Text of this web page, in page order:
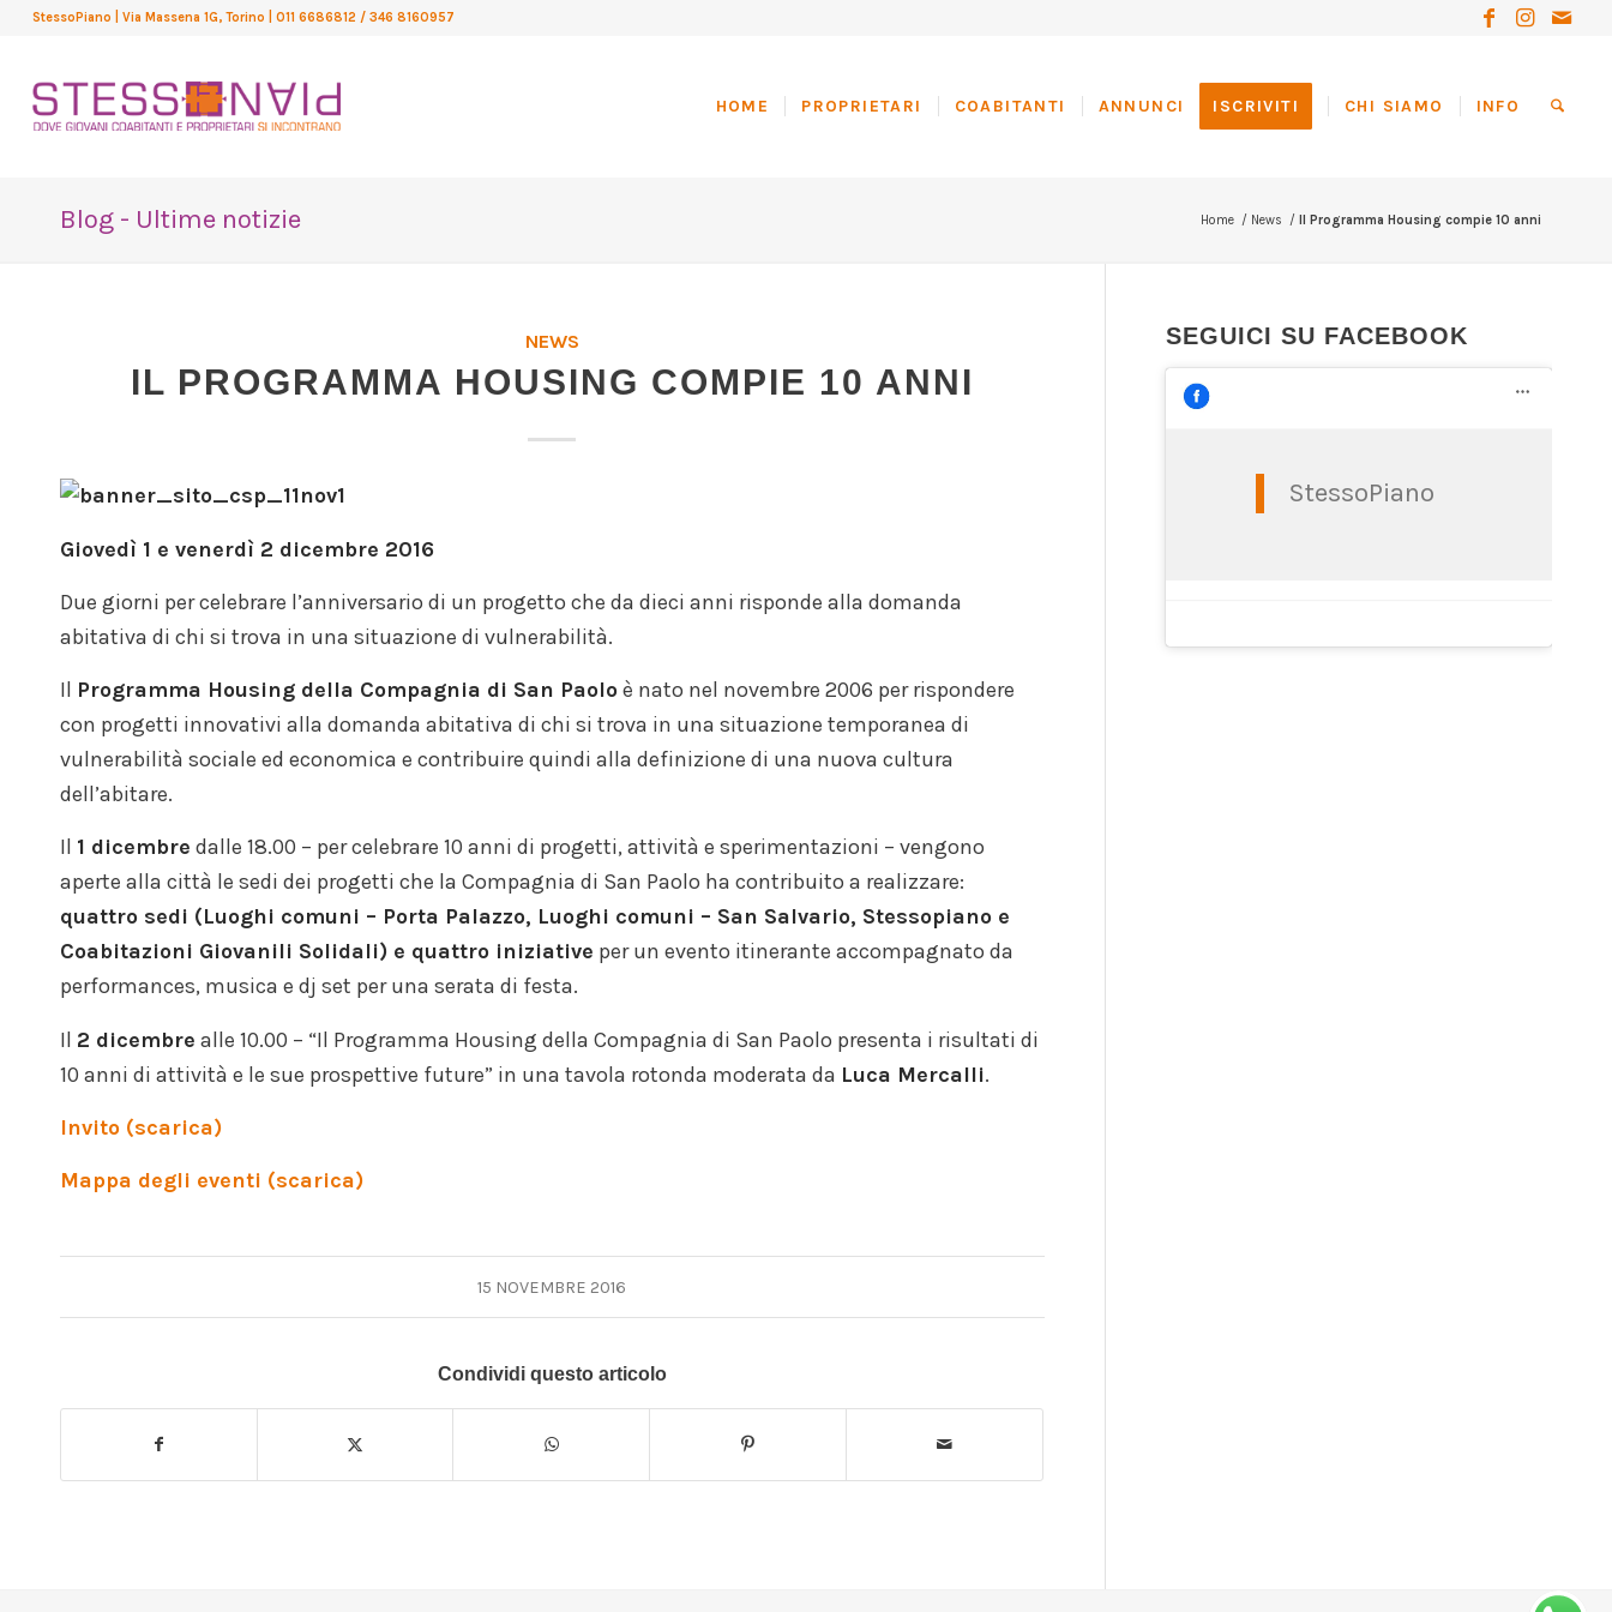
StessoPiano | Via Massena 1G, Torino | 011 6686812 / 346 8160957
HOME PROPRIETARI COABITANTI ANNUNCI ISCRIVITI CHI SIAMO INFO
Blog - Ultime notizie Home / News / Il Programma Housing compie 10 anni
NEWS
IL PROGRAMMA HOUSING COMPIE 10 ANNI
Giovedì 1 e venerdì 2 dicembre 2016
Due giorni per celebrare l’anniversario di un progetto che da dieci anni risponde alla domanda
abitativa di chi si trova in una situazione di vulnerabilità.
Il Programma Housing della Compagnia di San Paoloè nato nel novembre 2006 per rispondere
con progetti innovativi alla domanda abitativa di chi si trova in una situazione temporanea di
vulnerabilità sociale ed economica e contribuire quindi alla definizione di una nuova cultura
dell’abitare.
Il 1 dicembre dalle 18.00 – per celebrare 10 anni di progetti, attività e sperimentazioni – vengono
aperte alla città le sedi dei progetti che la Compagnia di San Paolo ha contribuito a realizzare:
quattro sedi (Luoghi comuni – Porta Palazzo, Luoghi comuni – San Salvario, Stessopiano e
Coabitazioni Giovanili Solidali) e quattro iniziative per un evento itinerante accompagnato da
performances, musica e dj set per una serata di festa.
Il 2 dicembre alle 10.00 – “Il Programma Housing della Compagnia di San Paolo presenta i risultati di
10 anni di attività e le sue prospettive future” in una tavola rotonda moderata da Luca Mercalli.
Invito (scarica)
Mappa degli eventi (scarica)
15 NOVEMBRE 2016
Condividi questo articolo
SEGUICI SU FACEBOOK
StessoPiano